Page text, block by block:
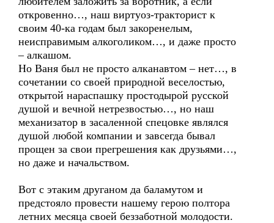
откровенно…, наш виртуоз-тракторист к
своим 40-ка годам был закоренелым,
неисправимым алкоголиком…, и даже просто
– алкашом.
Но Ваня был не просто алканавтом – нет…, в
сочетании со своей природной веселостью,
открытой нараспашку простодырой русской
душой и вечной нетрезвостью…, но наш
механизатор в засаленной спецовке являлся
душой любой компании и завсегда бывал
прощен за свои прегрешения как друзьями…,
но даже и начальством.
Вот с этаким друганом да баламутом и
предстояло провести нашему герою полтора
летних месяца своей беззаботной молодости.